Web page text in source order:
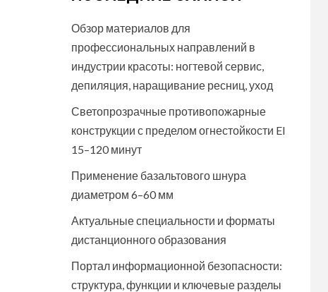
Обзор материалов для
профессиональных направлений в
индустрии красоты: ногтевой сервис,
депиляция, наращивание ресниц, уход
Светопрозрачные противопожарные
конструкции с пределом огнестойкости EI
15–120 минут
Применение базальтового шнура
диаметром 6–60 мм
Актуальные специальности и форматы
дистанционного образования
Портал информационной безопасности:
структура, функции и ключевые разделы